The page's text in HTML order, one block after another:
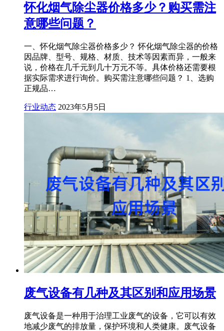
怀化烟气除尘器价格多少？购买需注
意哪些问题？
一、怀化烟气除尘器价格多少？ 怀化烟气除尘器的价格
因品牌、型号、规格、材质、技术等因素而异，一般来
说，价格在几千元到几十万元不等。具体价格还需要根
据实际需求进行询价。购买需注意哪些问题？ 1、选购
正规品…
行业动态 2023年5月5日
废气设备有几种及其区别和应用场景
废气设备是一种用于治理工业废气的设备，它可以有效
地减少废气的排放量，保护环境和人类健康。废气设备